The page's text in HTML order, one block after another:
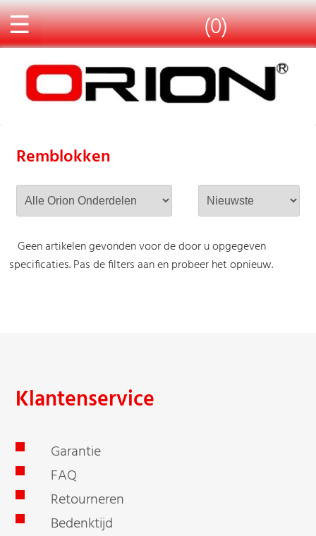
☰ (0)
Remblokken
Geen artikelen gevonden voor de door u opgegeven
specificaties. Pas de filters aan en probeer het opnieuw.
Klantenservice
Garantie
FAQ
Retourneren
Bedenktijd